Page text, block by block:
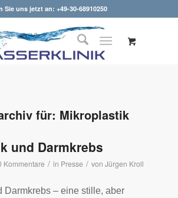
Sie uns jetzt an: +49-30-68910250
für: Mikroplastik
und Darmkrebs
Kommentare / in Presse / von Jürgen Kroll
Darmkrebs – eine stille, aber